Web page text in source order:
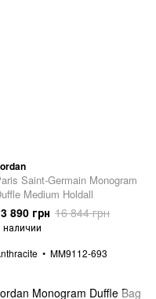
Saint-Germain Monogram
Medium Holdall
890 грн 16 844 грн
наличии
MM9112-693